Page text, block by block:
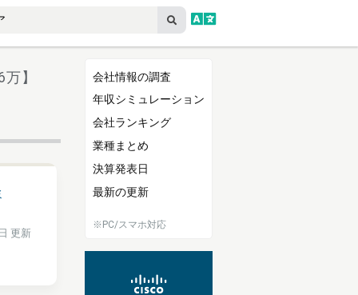
】
更新
会社情報の調査
年収シミュレーション
会社ランキング
業種まとめ
決算発表日
最新の更新
※PC/スマホ対応